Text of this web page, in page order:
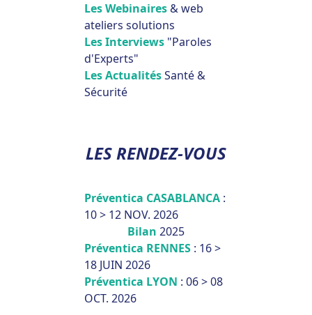
Les Webinaires& web
ateliers solutions
Les Interviews "Paroles
d'Experts"
Les ActualitésSanté &
Sécurité
LES RENDEZ-VOUS
Préventica CASABLANCA :
10 > 12 NOV. 2026
Bilan 2025
Préventica RENNES : 16 >
18 JUIN 2026
Préventica LYON : 06 > 08
OCT. 2026